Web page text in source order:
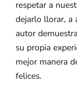
respetar a
dejarlo llorar, a
autor
su propia
mejor manera
felices.